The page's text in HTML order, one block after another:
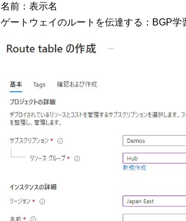
名前：表示名
ゲートウェイのルートを伝達する：BGP